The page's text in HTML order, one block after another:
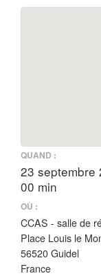
QUAND :
23 septembre
00 min
OÙ :
CCAS - salle de
Place Louis le
56520 Guidel
France